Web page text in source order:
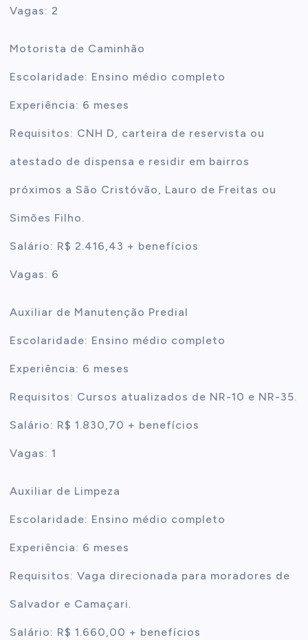
Vagas: 2
Motorista de Caminhão
Escolaridade: Ensino médio completo
Experiência: 6 meses
Requisitos: CNH D, carteira de reservista ou
atestado de dispensa e residir em bairros
próximos a São Cristóvão, Lauro de Freitas ou
Simões Filho.
Salário: R$ 2.416,43 + benefícios
Vagas: 6
Auxiliar de Manutenção Predial
Escolaridade: Ensino médio completo
Experiência: 6 meses
Requisitos: Cursos atualizados de NR-10 e NR-35.
Salário: R$ 1.830,70 + benefícios
Vagas: 1
Auxiliar de Limpeza
Escolaridade: Ensino médio completo
Experiência: 6 meses
Requisitos: Vaga direcionada para moradores de
Salvador e Camaçari.
Salário: R$ 1.660,00 + benefícios